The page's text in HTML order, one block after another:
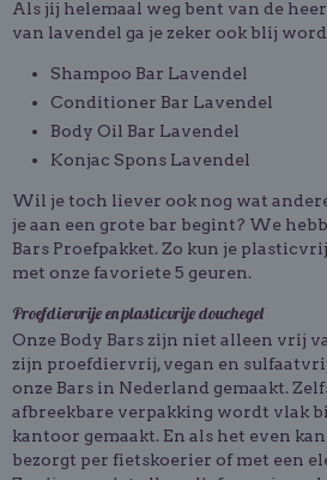
Als jij helemaal weg bent van de
van lavendel ga je zeker ook blij
Shampoo Bar Lavendel
Conditioner Bar Lavendel
Body Oil Bar Lavendel
Konjac Spons Lavendel
Wil je toch liever ook nog wat
je aan een grote bar begint? We
Bars Proefpakket. Zo kun je
met onze favoriete 5 geuren.
Proefdiervrije en plasticvrije douchegel
Onze Body Bars zijn niet alleen vrij
zijn proefdiervrij, vegan en
onze Bars in Nederland gemaakt.
afbreekbare verpakking wordt vlak
kantoor gemaakt. En als het even
bezorgt per fietskoerier of met een